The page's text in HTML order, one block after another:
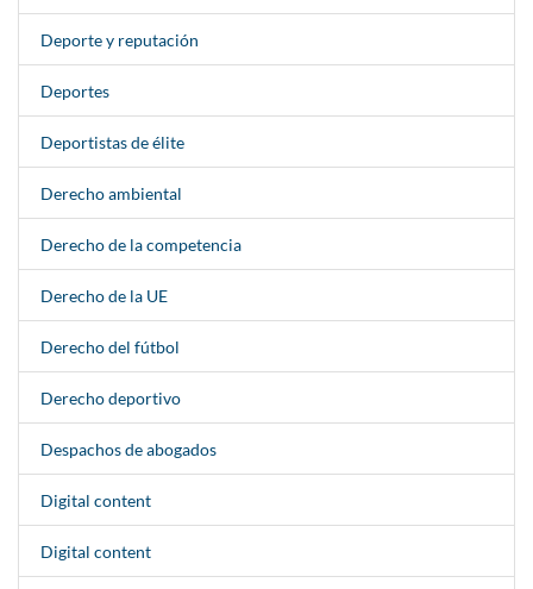
Deporte y reputación
Deportes
Deportistas de élite
Derecho ambiental
Derecho de la competencia
Derecho de la UE
Derecho del fútbol
Derecho deportivo
Despachos de abogados
Digital content
Digital content